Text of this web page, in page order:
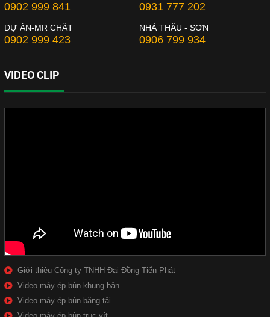
0902 999 841 0931 777 202
DỰ ÁN-MR CHẤT
0902 999 423
NHÀ THẦU - SƠN
0906 799 934
VIDEO CLIP
Giới thiệu Công ty TNHH Đại Đồng Tiến Phát
Video máy ép bùn khung bản
Video máy ép bùn băng tải